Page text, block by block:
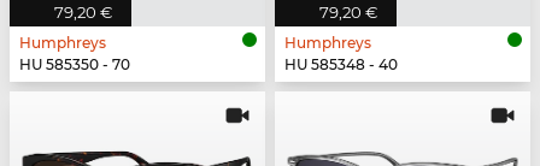
79,20 €
Humphreys
HU 585350 - 70
79,20 €
Humphreys
HU 585348 - 40